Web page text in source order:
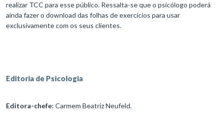
realizar TCC para esse público. Ressalta-se que o psicólogo poderá
ainda fazer o download das folhas de exercícios para usar
exclusivamente com os seus clientes.
Editoria de Psicologia
Editora-chefe: Carmem Beatriz Neufeld.